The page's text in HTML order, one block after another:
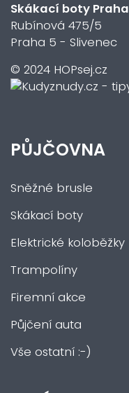
Skákací boty Praha
Rubínová 475/5
Praha 5 - Slivenec
© 2024 HOPsej.cz
PŮJČOVNA
Sněžné brusle
Skákací boty
Elektrické koloběžky
Trampolíny
Firemní akce
Půjčení auta
Vše ostatní :-)